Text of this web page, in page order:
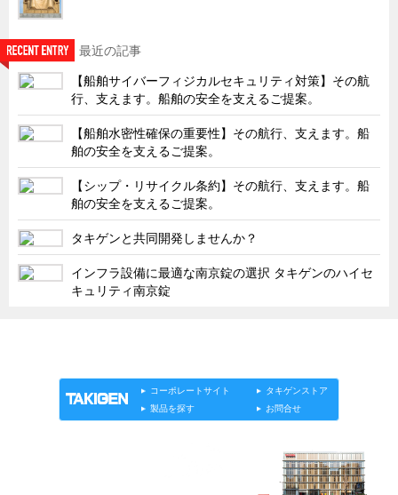
あれこれWATCH
こんなとき、どう言うの?
４コマ漫画 のんきなのんちゃん
CATEGORY タキゲンinfo.
お知らせ
展示会情報／報告レポート
工場見学
海外出張
社外セミナー
展示トラック
最近の記事
【船舶サイバーフィジカルセキュリティ対策】その航
行、支えます。船舶の安全を支えるご提案。
【船舶水密性確保の重要性】その航行、支えます。船
舶の安全を支えるご提案。
【シップ・リサイクル条約】その航行、支えます。船
舶の安全を支えるご提案。
タキゲンと共同開発しませんか？
インフラ設備に最適な南京錠の選択 タキゲンのハイセ
キュリティ南京錠
コーポレートサイト
タキゲンストア
製品を探す
お問合せ